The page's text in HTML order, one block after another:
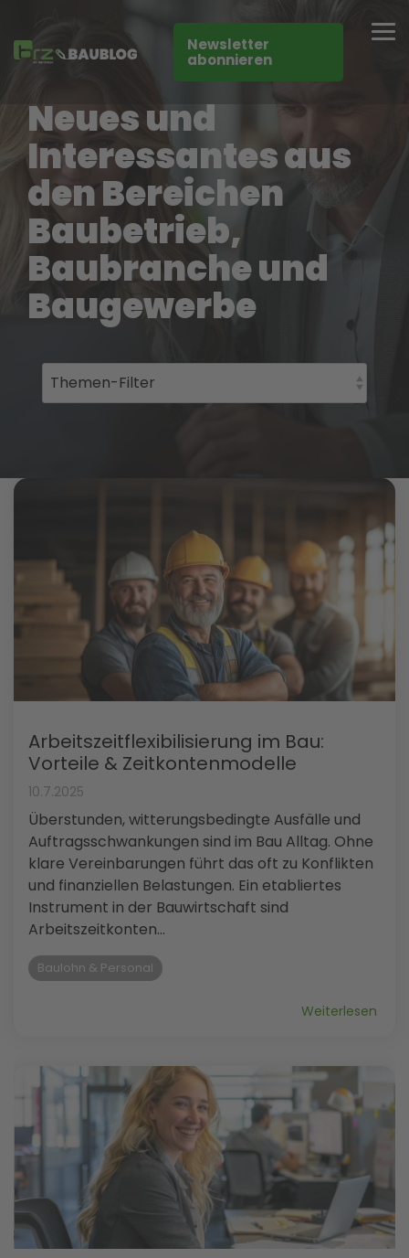
the
main
Newsletter
abonnieren
Neues und
Interessantes aus
den Bereichen
Baubetrieb,
Baubranche und
Baugewerbe
Arbeitszeitflexibilisierung im Bau:
Vorteile & Zeitkontenmodelle
10.7.2025
Überstunden, witterungsbedingte Ausfälle und
Auftragsschwankungen sind im Bau Alltag. Ohne
klare Vereinbarungen führt das oft zu Konflikten
und finanziellen Belastungen. Ein etabliertes
Instrument in der Bauwirtschaft sind
Arbeitszeitkonten...
Baulohn & Personal
Weiterlesen